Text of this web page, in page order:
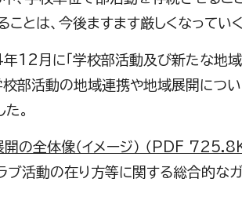
とは、今後ますます厳しくなってい
12月に「学校部活動及び新たな地
校部活動の地域連携や地域展開につ
。
の全体像（イメージ） （PDF
活動の在り方等に関する総合的な